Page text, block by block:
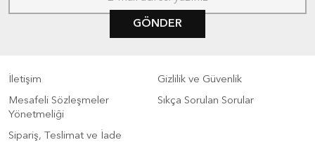
GÖNDER
İletişim
Gizlilik ve Güvenlik
Mesafeli Sözleşmeler
Yönetmeliği
Sıkça Sorulan Sorular
Sipariş, Teslimat ve İade